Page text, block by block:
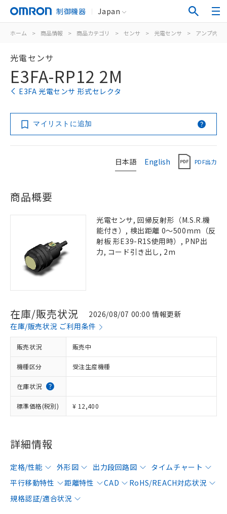
制御機器 Japan
ホーム > 商品情報 > 商品カテゴリ > センサ > 光電センサ > アンプ内蔵
光電センサ
E3FA-RP12 2M
E3FA 光電センサ 形式セレクタ
マイリストに追加
日本語 English PDF出力
商品概要
光電センサ, 回帰反射形（M.S.R.機
能付き）, 検出距離 0～500mm（反
射板 形E39-R1S使用時）, PNP出
力, コード引き出し, 2m
在庫/販売状況
2026/08/07 00:00 情報更新
在庫/販売状況 ご利用条件
販売状況 販売中
機種区分 受注生産機種
在庫状況
標準価格(税別) ¥ 12,400
詳細情報
定格/性能 外形図 出力段回路図
タイムチャート
平行移動特性
距離特性 CAD
RoHS/REACH対応状況
規格認証/適合状況